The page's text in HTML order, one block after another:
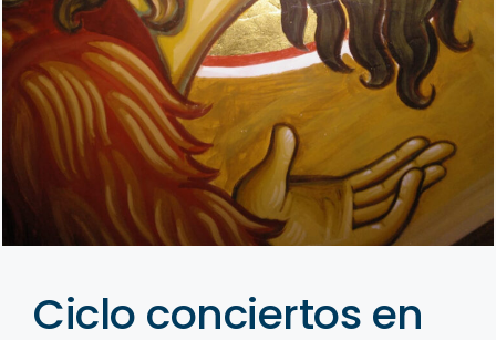
Ciclo conciertos en